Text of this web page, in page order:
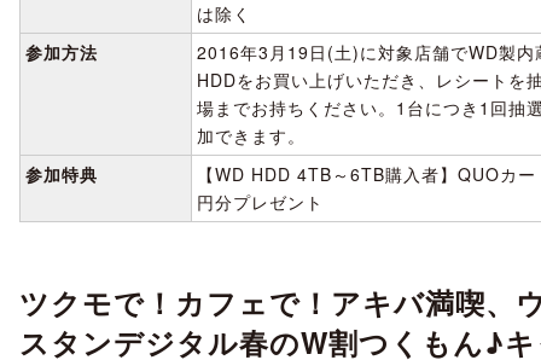
は除く
参加方法
2016年3月19日(土)に対象店舗でWD製内
HDDをお買い上げいただき、レシートを
場までお持ちください。1台につき1回抽
加できます。
参加特典
【WD HDD 4TB～6TB購入者】QUOカ
円分プレゼント
ツクモで！カフェで！アキバ満喫、
スタンデジタル春のW割つくもん♪